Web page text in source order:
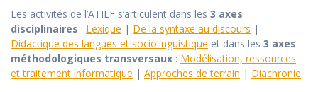
Les activités de l’ATILF s’articulent dans les 3 axes
disciplinaires : Lexique | De la syntaxe au discours |
Didactique des langues et sociolinguistique et dans les 3 axes
méthodologiques transversaux : Modélisation, ressources
et traitement informatique | Approches de terrain | Diachronie.